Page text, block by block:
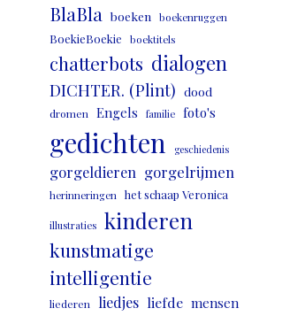
BlaBla boeken boekenruggen
BoekieBoekie boektitels
chatterbots dialogen
DICHTER. (Plint) dood
dromen Engels familie foto's
gedichten geschiedenis
gorgeldieren gorgelrijmen
herinneringen het schaap Veronica
illustraties kinderen
kunstmatige
intelligentie
liederen liedjes liefde mensen